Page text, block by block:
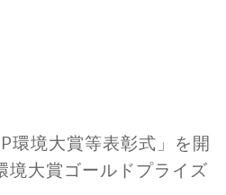
境大賞等表彰式」を開
大賞ゴールドプライズ